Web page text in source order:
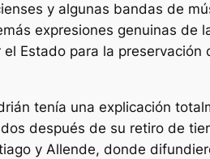
y algunas bandas de
expresiones genuinas de
Estado para la preservación
tenía una explicación
después de su retiro de
y Allende, donde